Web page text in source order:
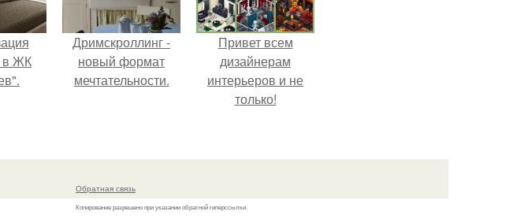
в ЖК
Дримскроллинг -
новый формат
мечтательности.
Привет всем
дизайнерам
интерьеров и не
только!
Обратная связь
Копирование разрешено при указании обратной гиперссылки.